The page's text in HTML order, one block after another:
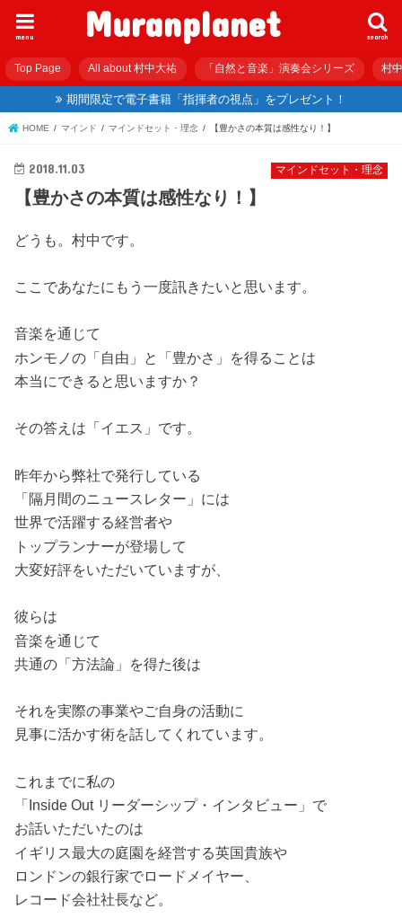
Muranplanet search
menu
Top Page All about 村中大祐 「自然と音楽」演奏会シリーズ 村
期間限定で電子書籍「指揮者の視点」をプレゼント！
HOME マインド マインドセット・理念 【豊かさの本質は感性なり！】
マインドセット・理念
2018.11.03
【豊かさの本質は感性なり！】
どうも。村中です。
ここであなたにもう一度訊きたいと思います。
音楽を通じて
ホンモノの「自由」と「豊かさ」を得ることは
本当にできると思いますか？
その答えは「イエス」です。
昨年から弊社で発行している
「隔月間のニュースレター」には
世界で活躍する経営者や
トップランナーが登場して
大変好評をいただいていますが、
彼らは
音楽を通じて
共通の「方法論」を得た後は
それを実際の事業やご自身の活動に
見事に活かす術を話してくれています。
これまでに私の
「Inside Out リーダーシップ・インタビュー」で
お話いただいたのは
イギリス最大の庭園を経営する英国貴族や
ロンドンの銀行家でロードメイヤー、
レコード会社社長など。